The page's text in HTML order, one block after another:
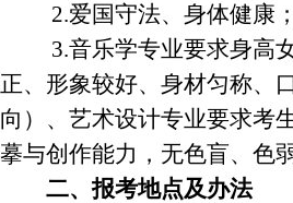
2.爱国守法、身体健康；
3.音乐学专业要求身高
正、形象较好、身材匀称、
向）、艺术设计专业要求考
摹与创作能力，无色盲、色弱
二、报考地点及办法